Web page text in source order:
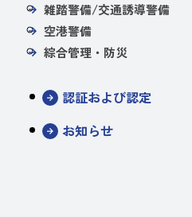
雑踏警備/交通誘導警備
空港警備
綜合管理・防災
認証および認定
お知らせ